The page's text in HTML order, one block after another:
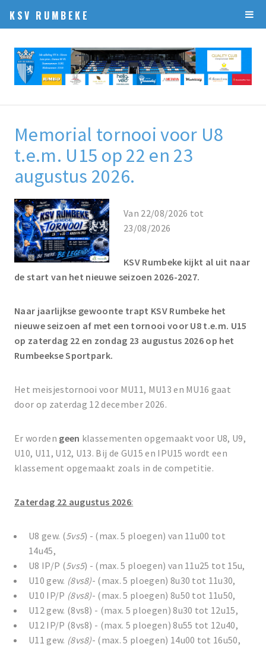
KSV RUMBEKE
Memorial tornooi voor U8
t.e.m. U15 op 22 en 23
augustus 2026.
Van 22/08/2026 tot
23/08/2026
KSV Rumbeke kijkt al uit naar
de start van het nieuwe seizoen 2026-2027.
Naar jaarlijkse gewoonte trapt KSV Rumbeke het
nieuwe seizoen af met een tornooi voor U8 t.e.m. U15
op zaterdag 22 en zondag 23 augustus 2026 op het
Rumbeekse Sportpark.
Het meisjestornooi voor MU11, MU13 en MU16 gaat
door op zaterdag 12 december 2026.
Er worden geen klassementen opgemaakt voor U8, U9,
U10, U11, U12, U13. Bij de GU15 en IPU15 wordt een
klassement opgemaakt zoals in de competitie.
Zaterdag 22 augustus 2026:
U8 gew. (5vs5) - (max. 5 ploegen) van 11u00 tot
14u45,
U8 IP/P (5vs5) - (max. 5 ploegen) van 11u25 tot 15u,
U10 gew. (8vs8)- (max. 5 ploegen) 8u30 tot 11u30,
U10 IP/P (8vs8)- (max. 5 ploegen) 8u50 tot 11u50,
U12 gew. (8vs8) - (max. 5 ploegen) 8u30 tot 12u15,
U12 IP/P (8vs8) - (max. 5 ploegen) 8u55 tot 12u40,
U11 gew. (8vs8)- (max. 5 ploegen) 14u00 tot 16u50,